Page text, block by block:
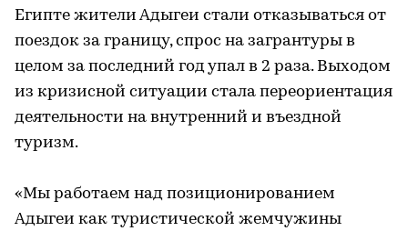
Египте жители Адыгеи стали отказываться от
поездок за границу, спрос на загрантуры в
целом за последний год упал в 2 раза. Выходом
из кризисной ситуации стала переориентация
деятельности на внутренний и въездной
туризм.
«Мы работаем над позиционированием
Адыгеи как туристической жемчужины